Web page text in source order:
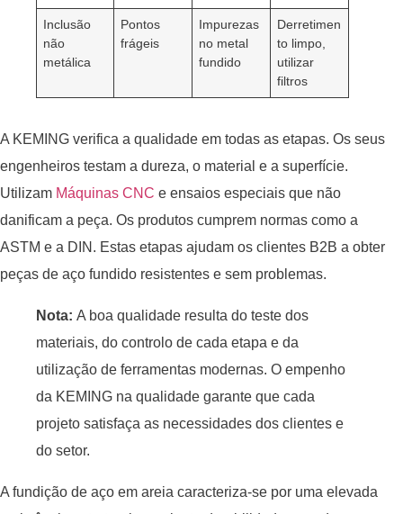
Inclusão
não
metálica
Pontos
frágeis
Impurezas
no metal
fundido
Derretimen
to limpo,
utilizar
filtros
A KEMING verifica a qualidade em todas as etapas. Os seus
engenheiros testam a dureza, o material e a superfície.
Utilizam Máquinas CNC e ensaios especiais que não
danificam a peça. Os produtos cumprem normas como a
ASTM e a DIN. Estas etapas ajudam os clientes B2B a obter
peças de aço fundido resistentes e sem problemas.
Nota: A boa qualidade resulta do teste dos
materiais, do controlo de cada etapa e da
utilização de ferramentas modernas. O empenho
da KEMING na qualidade garante que cada
projeto satisfaça as necessidades dos clientes e
do setor.
A fundição de aço em areia caracteriza-se por uma elevada